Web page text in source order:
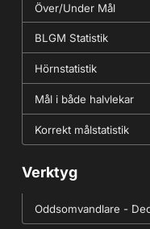
Över/Under Mål
BLGM Statistik
Hörnstatistik
Mål i både halvlekar
Korrekt målstatistik
Verktyg
Oddsomvandlare -